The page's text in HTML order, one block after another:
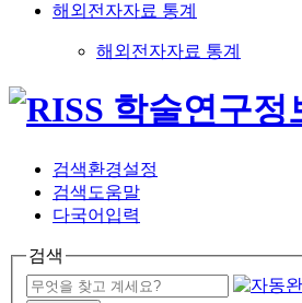
해외전자자료 통계
해외전자자료 통계
검색환경설정
검색도움말
다국어입력
검색